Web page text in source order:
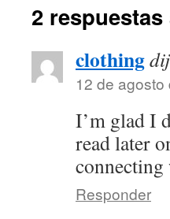
2 respuestas
clothing
12 de
I’m glad I
read later
Responder